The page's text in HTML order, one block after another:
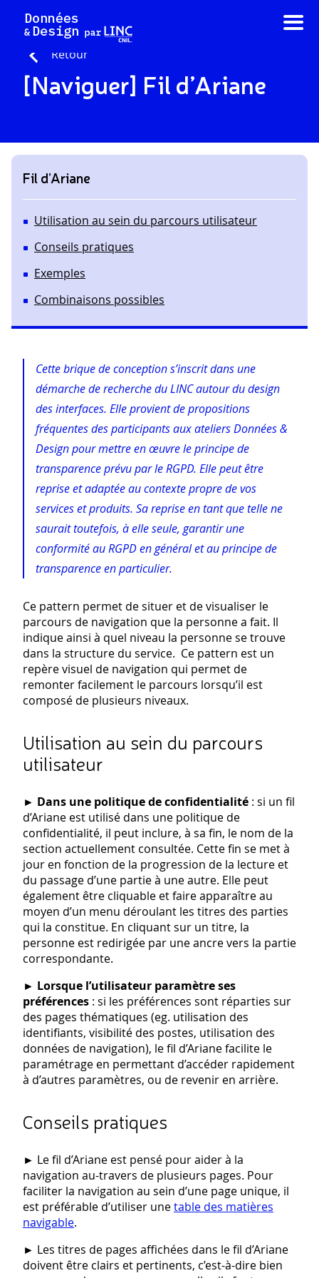
contenu
Retour
[Naviguer] Fil d’Ariane
Fil d’Ariane
Utilisation au sein du parcours utilisateur
Conseils pratiques
Exemples
Combinaisons possibles
Cette brique de conception s’inscrit dans une
démarche de recherche du LINC autour du design
des interfaces. Elle provient de propositions
fréquentes des participants aux ateliers Données &
Design pour mettre en œuvre le principe de
transparence prévu par le RGPD. Elle peut être
reprise et adaptée au contexte propre de vos
services et produits. Sa reprise en tant que telle ne
saurait toutefois, à elle seule, garantir une
conformité au RGPD en général et au principe de
transparence en particulier.
Ce pattern permet de situer et de visualiser le
parcours de navigation que la personne a fait. Il
indique ainsi à quel niveau la personne se trouve
dans la structure du service. Ce pattern est un
repère visuel de navigation qui permet de
remonter facilement le parcours lorsqu’il est
composé de plusieurs niveaux.
Utilisation au sein du parcours
utilisateur
► Dans une politique de confidentialité : si un fil
d’Ariane est utilisé dans une politique de
confidentialité, il peut inclure, à sa fin, le nom de la
section actuellement consultée. Cette fin se met à
jour en fonction de la progression de la lecture et
du passage d’une partie à une autre. Elle peut
également être cliquable et faire apparaître au
moyen d’un menu déroulant les titres des parties
qui la constitue. En cliquant sur un titre, la
personne est redirigée par une ancre vers la partie
correspondante.
► Lorsque l’utilisateur paramètre ses
préférences : si les préférences sont réparties sur
des pages thématiques (eg. utilisation des
identifiants, visibilité des postes, utilisation des
données de navigation), le fil d’Ariane facilite le
paramétrage en permettant d’accéder rapidement
à d’autres paramètres, ou de revenir en arrière.
Conseils pratiques
► Le fil d’Ariane est pensé pour aider à la
navigation au-travers de plusieurs pages. Pour
faciliter la navigation au sein d’une page unique, il
est préférable d’utiliser unetable des matières
navigable.
► Les titres de pages affichées dans le fil d’Ariane
doivent être clairs et pertinents, c’est-à-dire bien